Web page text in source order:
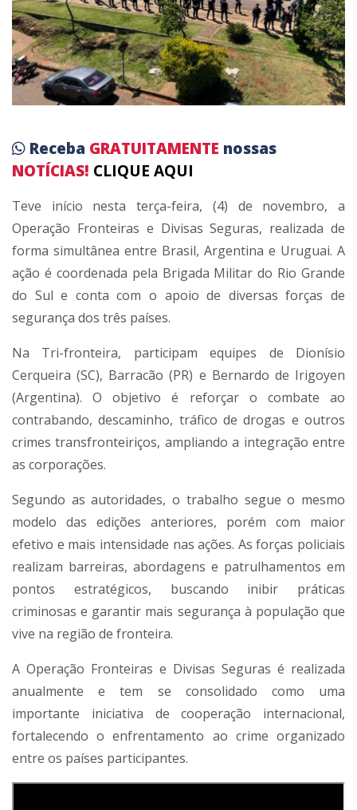
Receba GRATUITAMENTE nossas
NOTÍCIAS! CLIQUE AQUI
Teve início nesta terça-feira, (4) de novembro, a
Operação Fronteiras e Divisas Seguras, realizada de
forma simultânea entre Brasil, Argentina e Uruguai. A
ação é coordenada pela Brigada Militar do Rio Grande
do Sul e conta com o apoio de diversas forças de
segurança dos três países.
Na Tri-fronteira, participam equipes de Dionísio
Cerqueira (SC), Barracão (PR) e Bernardo de Irigoyen
(Argentina). O objetivo é reforçar o combate ao
contrabando, descaminho, tráfico de drogas e outros
crimes transfronteiriços, ampliando a integração entre
as corporações.
Segundo as autoridades, o trabalho segue o mesmo
modelo das edições anteriores, porém com maior
efetivo e mais intensidade nas ações. As forças policiais
realizam barreiras, abordagens e patrulhamentos em
pontos estratégicos, buscando inibir práticas
criminosas e garantir mais segurança à população que
vive na região de fronteira.
A Operação Fronteiras e Divisas Seguras é realizada
anualmente e tem se consolidado como uma
importante iniciativa de cooperação internacional,
fortalecendo o enfrentamento ao crime organizado
entre os países participantes.